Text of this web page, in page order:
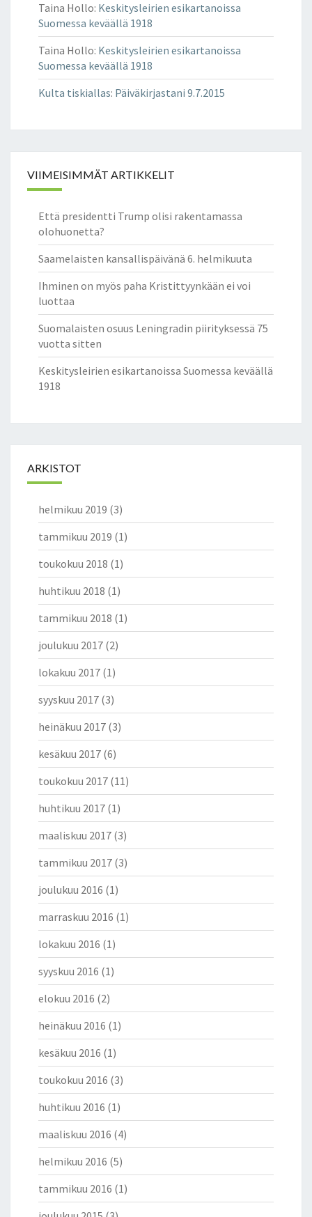
Taina Hollo: Keskitysleirien esikartanoissa
Suomessa keväällä 1918
Taina Hollo: Keskitysleirien esikartanoissa
Suomessa keväällä 1918
Kulta tiskiallas: Päiväkirjastani 9.7.2015
VIIMEISIMMÄT ARTIKKELIT
Että presidentti Trump olisi rakentamassa
olohuonetta?
Saamelaisten kansallispäivänä 6. helmikuuta
Ihminen on myös paha Kristittyynkään ei voi
luottaa
Suomalaisten osuus Leningradin piirityksessä 75
vuotta sitten
Keskitysleirien esikartanoissa Suomessa keväällä
1918
ARKISTOT
helmikuu 2019 (3)
tammikuu 2019 (1)
toukokuu 2018 (1)
huhtikuu 2018 (1)
tammikuu 2018 (1)
joulukuu 2017 (2)
lokakuu 2017 (1)
syyskuu 2017 (3)
heinäkuu 2017 (3)
kesäkuu 2017 (6)
toukokuu 2017 (11)
huhtikuu 2017 (1)
maaliskuu 2017 (3)
tammikuu 2017 (3)
joulukuu 2016 (1)
marraskuu 2016 (1)
lokakuu 2016 (1)
syyskuu 2016 (1)
elokuu 2016 (2)
heinäkuu 2016 (1)
kesäkuu 2016 (1)
toukokuu 2016 (3)
huhtikuu 2016 (1)
maaliskuu 2016 (4)
helmikuu 2016 (5)
tammikuu 2016 (1)